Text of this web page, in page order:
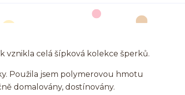
vznikla celá šípková kolekce šperků.
Použila jsem polymerovou hmotu
domalovány, dostínovány.